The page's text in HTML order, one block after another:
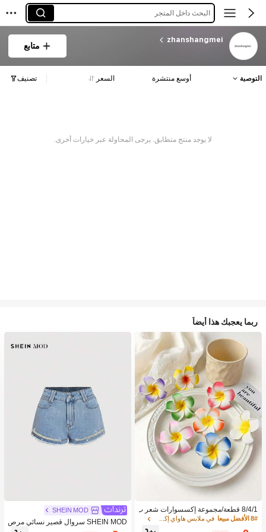
البحث داخل المتجر
zhanshangmei
متابع
التوصية أوسع منتشرة السعر تصنيف
لا يوجد منتج متطابق. يرجى المحاولة عبر خيارات أخرى.
ربما يعجبك هذا أيضاً
8/4/1 قطعة/مجموعة إكسسوارات شعر ب
نقشة زهور استوائية، مشابك شعر بلومير
8# الأفضل مبيعا في ملابس هاواي إكسسوارات
SHEIN MOD
SHEIN MOD سروال قصير نسائي مرص
ع بالراين والخرز الزجاجي وباللون الجينز